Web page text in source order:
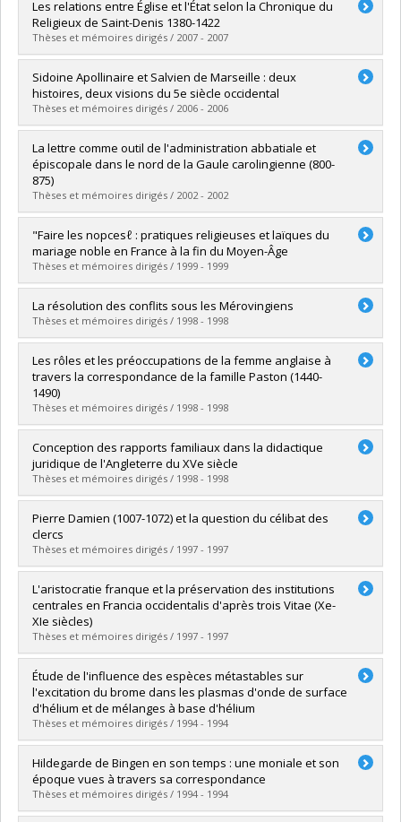
Diplômé(e) : Dufault, Roseline
Cycle :Maîtrise
Diplôme obtenu :M.A.
Lien vers le document dans Papyrus
Les relations entre Église et l'État selon la Chronique du
Religieux de Saint-Denis 1380-1422
Thèses et mémoires dirigés / 2007 - 2007
Diplômé(e) :Brabant, Annick
Cycle :Maîtrise
Diplôme obtenu :M.A.
Lien vers le document dans Papyrus
Sidoine Apollinaire et Salvien de Marseille : deux
histoires, deux visions du 5e siècle occidental
Thèses et mémoires dirigés / 2006 - 2006
Diplômé(e) :Julien, François
Cycle :Maîtrise
Diplôme obtenu :
Lien vers le document dans Papyrus
La lettre comme outil de l'administration abbatiale et
épiscopale dans le nord de la Gaule carolingienne (800-
875)
Thèses et mémoires dirigés / 2002 - 2002
Diplômé(e) :Gravel, Martin
Cycle :Maîtrise
Diplôme obtenu :M.A.
Lien vers le document dans Papyrus
"Faire les nopcesℓ : pratiques religieuses et laïques du
mariage noble en France à la fin du Moyen-Âge
Thèses et mémoires dirigés / 1999 - 1999
Diplômé(e) : Ribordy, Geneviève
Cycle : Doctorat
Diplôme obtenu :Ph. D.
Lien vers le document dans Papyrus
La résolution des conflits sous les Mérovingiens
Thèses et mémoires dirigés / 1998 - 1998
Diplômé(e) :Picard, Anne-Marie
Cycle :Maîtrise
Diplôme obtenu :
Lien vers le document dans Papyrus
Les rôles et les préoccupations de la femme anglaise à
travers la correspondance de la famille Paston (1440-
1490)
Thèses et mémoires dirigés / 1998 - 1998
Diplômé(e) :Rousseau, Marie-Hélène
Cycle :Maîtrise
Diplôme obtenu :M.A.
Lien vers le document dans Papyrus
Conception des rapports familiaux dans la didactique
juridique de l'Angleterre du XVe siècle
Thèses et mémoires dirigés / 1998 - 1998
Diplômé(e) :Grenon, Sonia
Cycle :
Diplôme obtenu :M.A.
Lien vers le document dans Papyrus
Pierre Damien (1007-1072) et la question du célibat des
clercs
Thèses et mémoires dirigés / 1997 - 1997
Diplômé(e) : Garrido Bermüdez, Juan Pablo
Cycle :Maîtrise
Diplôme obtenu :
Lien vers le document dans Papyrus
L'aristocratie franque et la préservation des institutions
centrales en Francia occidentalis d'après trois Vitae (Xe-
XIe siècles)
Thèses et mémoires dirigés / 1997 - 1997
Diplômé(e) :Michaud, Steeve Charles
Cycle :Maîtrise
Diplôme obtenu :M.A.
Lien vers le document dans Papyrus
Étude de l'influence des espèces métastables sur
l'excitation du brome dans les plasmas d'onde de surface
d'hélium et de mélanges à base d'hélium
Thèses et mémoires dirigés / 1994 - 1994
Diplômé(e) :Michaud, Steve
Cycle :Maîtrise
Diplôme obtenu :M. Sc.
Lien vers le document dans Papyrus
Hildegarde de Bingen en son temps : une moniale et son
époque vues à travers sa correspondance
Thèses et mémoires dirigés / 1994 - 1994